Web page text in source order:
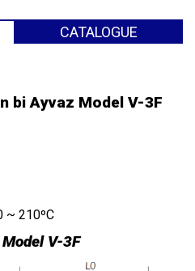
CATALOGUE
bi Ayvaz Model V-3F
~ 210ºC
V-3F